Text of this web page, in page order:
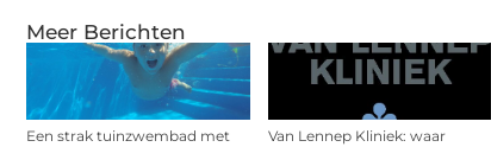
Meer Berichten
Een strak tuinzwembad met
Van Lennep Kliniek: waar